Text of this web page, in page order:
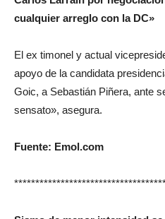
cualquier arreglo con la DC»
El ex timonel y actual
apoyo de la candidata
Goic, a Sebastián Piñera, ante
sensato», asegura.
Fuente: Emol.com